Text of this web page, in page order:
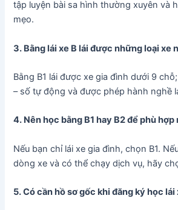
tập luyện bài sa hình thường xuyên và
mẹo.
3. Bằng lái xe B lái được những loại xe
Bằng B1 lái được xe gia đình dưới 9
– số tự động và được phép hành nghề
4. Nên học bằng B1 hay B2 để phù hợp
Nếu bạn chỉ lái xe gia đình, chọn B1.
dòng xe và có thể chạy dịch vụ, hãy
5. Có cần hồ sơ gốc khi đăng ký học lái